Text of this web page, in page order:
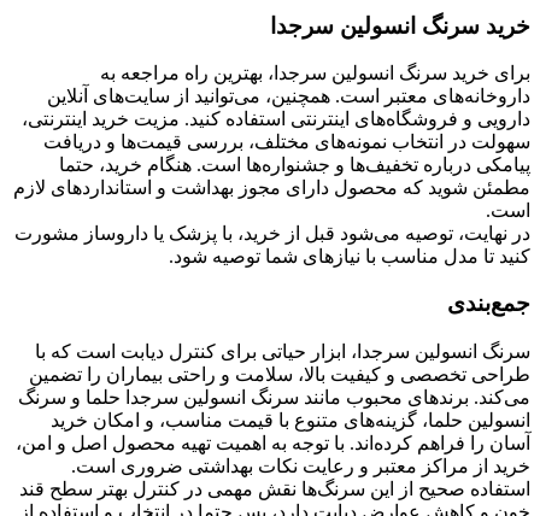
خرید سرنگ انسولین سرجدا
برای خرید سرنگ انسولین سرجدا، بهترین راه مراجعه به
داروخانه‌های معتبر است. همچنین، می‌توانید از سایت‌های آنلاین
دارویی و فروشگاه‌های اینترنتی استفاده کنید. مزیت خرید اینترنتی،
سهولت در انتخاب نمونه‌های مختلف، بررسی قیمت‌ها و دریافت
پیامکی درباره تخفیف‌ها و جشنواره‌ها است. هنگام خرید، حتما
مطمئن شوید که محصول دارای مجوز بهداشت و استانداردهای لازم
است.
در نهایت، توصیه می‌شود قبل از خرید، با پزشک یا داروساز مشورت
کنید تا مدل مناسب با نیازهای شما توصیه شود.
جمع‌بندی
سرنگ انسولین سرجدا، ابزار حیاتی برای کنترل دیابت است که با
طراحی تخصصی و کیفیت بالا، سلامت و راحتی بیماران را تضمین
می‌کند. برندهای محبوب مانند سرنگ انسولین سرجدا حلما و سرنگ
انسولین حلما، گزینه‌های متنوع با قیمت مناسب، و امکان خرید
آسان را فراهم کرده‌اند. با توجه به اهمیت تهیه محصول اصل و امن،
خرید از مراکز معتبر و رعایت نکات بهداشتی ضروری است.
استفاده صحیح از این سرنگ‌ها نقش مهمی در کنترل بهتر سطح قند
خون و کاهش عوارض دیابت دارد، پس حتما در انتخاب و استفاده از